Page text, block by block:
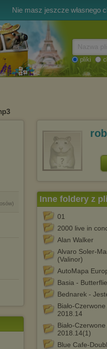
Nie masz jeszcze własnego
pliki
Inne foldery z
01
2000 live in
Alan Walker
Alvaro Soler-
(Valinor)
AutoMapa
Basia -
Bednarek -
Biało-
2018.14
Biało-
2018.14(1)
Blue Cafe-